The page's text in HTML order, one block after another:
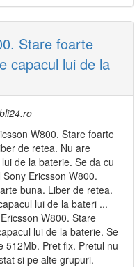
Stare foarte
capacul lui de la
W800. Stare foarte
de retea. Nu are
de la baterie. Se da cu
Sony Ericsson W800.
buna. Liber de retea.
lui de la bateri ...
W800. Stare
lui de la baterie. Se
512Mb. Pret fix. Pretul nu
si pe alte grupuri.